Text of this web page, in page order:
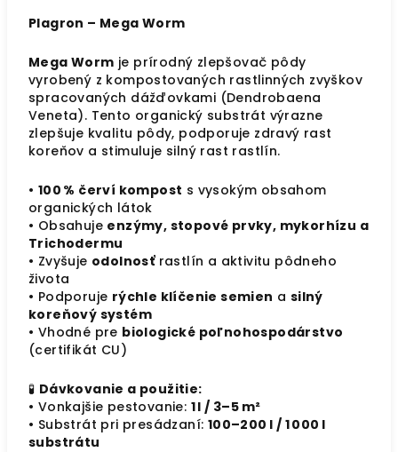
Plagron – Mega Worm
Mega Worm je prírodný zlepšovač pôdy
vyrobený z kompostovaných rastlinných zvyškov
spracovaných dážďovkami (Dendrobaena
Veneta). Tento organický substrát výrazne
zlepšuje kvalitu pôdy, podporuje zdravý rast
koreňov a stimuluje silný rast rastlín.
• 100 % červí kompost s vysokým obsahom
organických látok
• Obsahuje enzýmy, stopové prvky, mykorhízu a
Trichodermu
• Zvyšuje odolnosťrastlín a aktivitu pôdneho
života
• Podporuje rýchle klíčenie semien a silný
koreňový systém
• Vhodné pre biologické poľnohospodárstvo
(certifikát CU)
🧪 Dávkovanie a použitie:
• Vonkajšie pestovanie: 1 l / 3–5 m²
• Substrát pri presádzaní: 100–200 l / 1 000 l
substrátu